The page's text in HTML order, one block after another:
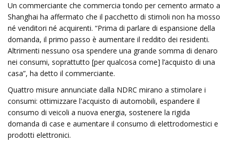
Un commerciante che commercia tondo per cemento armato a
Shanghai ha affermato che il pacchetto di stimoli non ha mosso
né venditori né acquirenti. “Prima di parlare di espansione della
domanda, il primo passo è aumentare il reddito dei residenti.
Altrimenti nessuno osa spendere una grande somma di denaro
nei consumi, soprattutto [per qualcosa come] l’acquisto di una
casa”, ha detto il commerciante.
Quattro misure annunciate dalla NDRC mirano a stimolare i
consumi: ottimizzare l'acquisto di automobili, espandere il
consumo di veicoli a nuova energia, sostenere la rigida
domanda di case e aumentare il consumo di elettrodomestici e
prodotti elettronici.